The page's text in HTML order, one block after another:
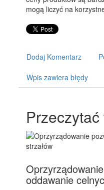
mogą liczyć na
Dodaj Komentarz
Wpis zawiera błędy
oddawanie